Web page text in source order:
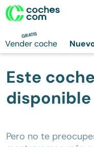
GRATIS
Vender coche
Este
disponible
Pero no te